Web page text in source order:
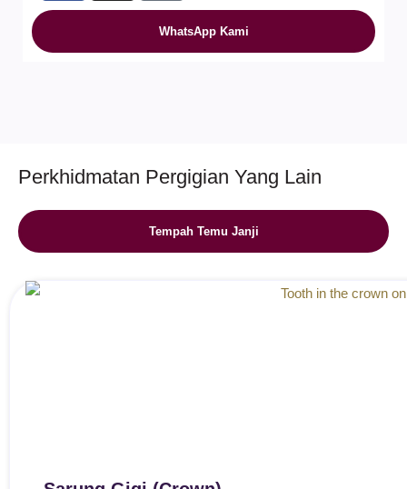
WhatsApp Kami
Perkhidmatan Pergigian Yang Lain
Tempah Temu Janji